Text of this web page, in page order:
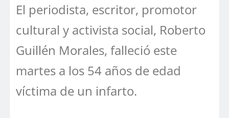
El periodista, escritor, promotor
cultural y activista social, Roberto
Guillén Morales, falleció este
martes a los 54 años de edad
víctima de un infarto.